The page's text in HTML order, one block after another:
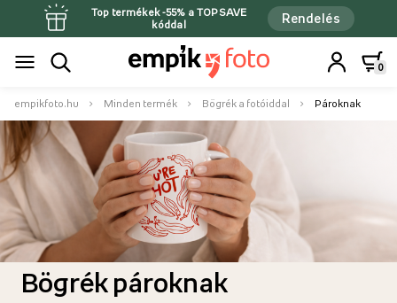
Top termékek -55% a TOPSAVE
kóddal
Rendelés
0
empikfoto.hu Minden termék Bögrék a fotóiddal Pároknak
Bögrék pároknak